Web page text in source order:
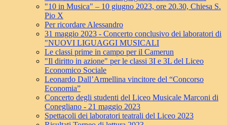
"10 in Musica" – 10 giugno 2023, ore 20.30, Chiesa S.
Pio X
Per ricordare Alessandro
31 maggio 2023 - Concerto conclusivo dei laboratori di
"NUOVI LIGUAGGI MUSICALI
Le classi prime in campo per il Camerun
"Il diritto in azione" per le classi 3I e 3L del Liceo
Economico Sociale
Leonardo Dall’Armellina vincitore del “Concorso
Economia”
Concerto degli studenti del Liceo Musicale Marconi di
Conegliano - 21 maggio 2023
Spettacoli dei laboratori teatrali del Liceo 2023